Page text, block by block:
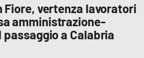
Fiore, vertenza lavoratori
amministrazione-
a Calabria